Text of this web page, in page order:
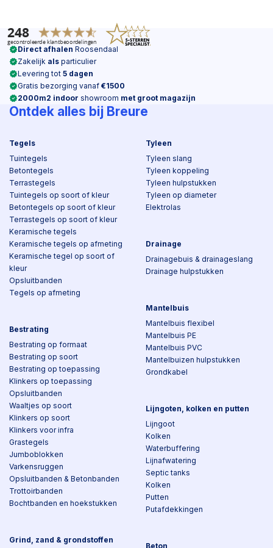
Direct afhalen Roosendaal
Zakelijk als particulier
Levering tot 5 dagen
Gratis bezorging vanaf €1500
2000m2 indoor showroom met groot magazijn
Ontdek alles bij Breure
Tegels
Tuintegels
Betontegels
Terrastegels
Tuintegels op soort of kleur
Betontegels op soort of kleur
Terrastegels op soort of kleur
Keramische tegels
Keramische tegels op afmeting
Keramische tegel op soort of
kleur
Opsluitbanden
Tegels op afmeting
Bestrating
Bestrating op formaat
Bestrating op soort
Bestrating op toepassing
Klinkers op toepassing
Opsluitbanden
Waaltjes op soort
Klinkers op soort
Klinkers voor infra
Grastegels
Jumboblokken
Varkensruggen
Opsluitbanden & Betonbanden
Trottoirbanden
Bochtbanden en hoekstukken
Grind, zand & grondstoffen
Tyleen
Tyleen slang
Tyleen koppeling
Tyleen hulpstukken
Tyleen op diameter
Elektrolas
Drainage
Drainagebuis & drainageslang
Drainage hulpstukken
Mantelbuis
Mantelbuis flexibel
Mantelbuis PE
Mantelbuis PVC
Mantelbuizen hulpstukken
Grondkabel
Lijngoten, kolken en putten
Lijngoot
Kolken
Waterbuffering
Lijnafwatering
Septic tanks
Kolken
Putten
Putafdekkingen
Beton